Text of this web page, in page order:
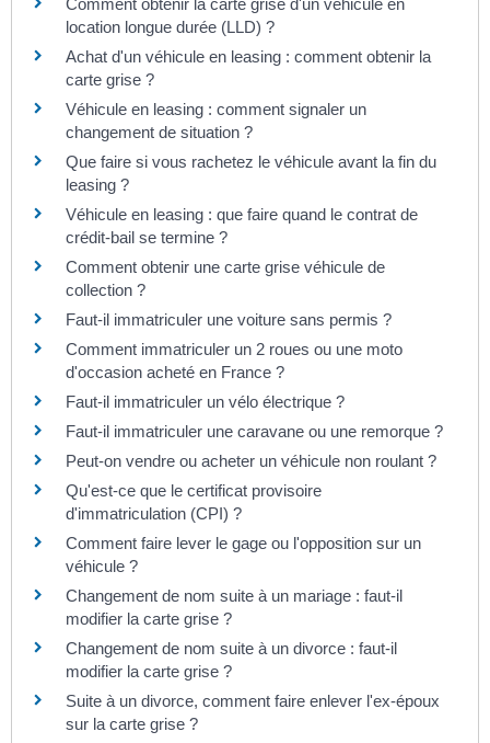
Comment obtenir la carte grise d'un véhicule en
location longue durée (LLD) ?
Achat d'un véhicule en leasing : comment obtenir la
carte grise ?
Véhicule en leasing : comment signaler un
changement de situation ?
Que faire si vous rachetez le véhicule avant la fin du
leasing ?
Véhicule en leasing : que faire quand le contrat de
crédit-bail se termine ?
Comment obtenir une carte grise véhicule de
collection ?
Faut-il immatriculer une voiture sans permis ?
Comment immatriculer un 2 roues ou une moto
d'occasion acheté en France ?
Faut-il immatriculer un vélo électrique ?
Faut-il immatriculer une caravane ou une remorque ?
Peut-on vendre ou acheter un véhicule non roulant ?
Qu'est-ce que le certificat provisoire
d'immatriculation (CPI) ?
Comment faire lever le gage ou l'opposition sur un
véhicule ?
Changement de nom suite à un mariage : faut-il
modifier la carte grise ?
Changement de nom suite à un divorce : faut-il
modifier la carte grise ?
Suite à un divorce, comment faire enlever l'ex-époux
sur la carte grise ?